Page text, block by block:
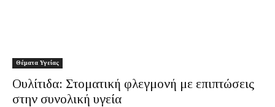
Θέματα Υγείας
Ουλίτιδα: Στοματική φλεγμονή με επιπτώσεις
στην συνολική υγεία